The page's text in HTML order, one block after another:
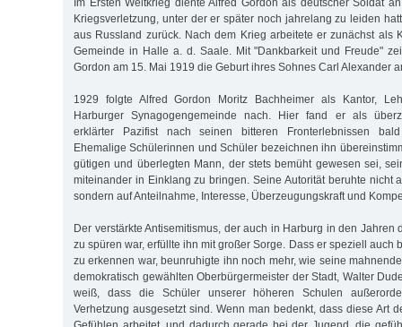
Kriegsverletzung, unter der er später noch jahrelang zu leiden
aus Russland zurück. Nach dem Krieg arbeitete er zunächst als
Gemeinde in Halle a. d. Saale. Mit "Dankbarkeit und Freude"
Gordon am 15. Mai 1919 die Geburt ihres Sohnes Carl Alexander
1929 folgte Alfred Gordon Moritz Bachheimer als Kantor,
Harburger Synagogengemeinde nach. Hier fand er als
erklärter Pazifist nach seinen bitteren Fronterlebnissen
Ehemalige Schülerinnen und Schüler bezeichnen ihn
gütigen und überlegten Mann, der stets bemüht gewesen sei,
miteinander in Einklang zu bringen. Seine Autorität beruhte nicht
sondern auf Anteilnahme, Interesse, Überzeugungskraft und
Der verstärkte Antisemitismus, der auch in Harburg in den Jahren
zu spüren war, erfüllte ihn mit großer Sorge. Dass er speziell auch
zu erkennen war, beunruhigte ihn noch mehr, wie seine
demokratisch gewählten Oberbürgermeister der Stadt, Walter
weiß, dass die Schüler unserer höheren Schulen
Verhetzung ausgesetzt sind. Wenn man bedenkt, dass diese Art